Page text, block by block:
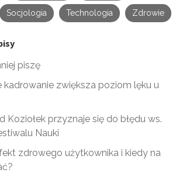
Socjologia Technologia Zdrowie
piszę
kadrowanie zwiększa poziom lęku u
Koziołek przyznaje się do błędu ws.
Nauki
zdrowego użytkownika i kiedy na